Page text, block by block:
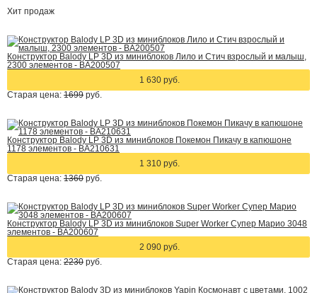
Хит продаж
Конструктор Balody LP 3D из миниблоков Лило и Стич взрослый и малыш,
2300 элементов - BA200507
1 630 руб.
Старая цена: 1699 руб.
Конструктор Balody LP 3D из миниблоков Покемон Пикачу в капюшоне
1178 элементов - BA210631
1 310 руб.
Старая цена: 1360 руб.
Конструктор Balody LP 3D из миниблоков Super Worker Супер Марио 3048
элементов - BA200607
2 090 руб.
Старая цена: 2230 руб.